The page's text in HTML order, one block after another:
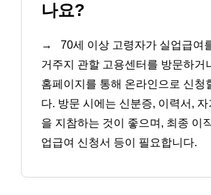
나요?
→
70세 이상 고령자가 실업급여
거주지 관할 고용센터를 방문하거
홈페이지를 통해 온라인으로 신청
다. 방문 시에는 신분증, 이력서,
을 지참하는 것이 좋으며, 최종 이
업급여 신청서 등이 필요합니다.